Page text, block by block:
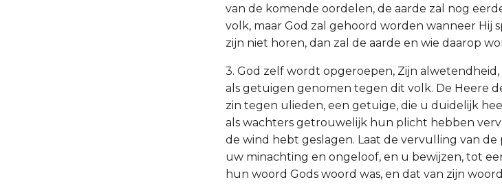
van de komende oordelen, de aarde zal nog
volk, maar God zal gehoord worden wanneer Hij
zijn niet horen, dan zal de aarde en wie daarop
3. God zelf wordt opgeroepen, Zijn
als getuigen genomen tegen dit volk. De Heere
zin tegen ulieden, een getuige, die u duidelijk
als wachters getrouwelijk hun plicht hebben
de wind hebt geslagen. Laat de vervulling van
uw minachting en ongeloof, en u bewijzen, tot
hun woord Gods woord was, en dat van zijn